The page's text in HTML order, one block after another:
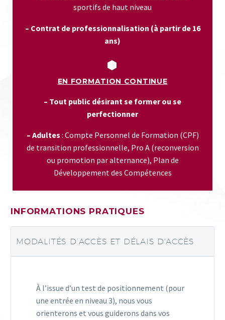
sportifs de haut niveau
– Contrat de professionnalisation (à partir de 16
ans)


EN FORMATION CONTINUE
– Tout public désirant se former ou se
perfectionner
– Adultes : Compte Personnel de Formation (CPF)
de transition professionnelle, Pro A (reconversion
ou promotion par alternance), Plan de
Développement des Compétences
INFORMATIONS PRATIQUES
MODALITÉS D’ACCÈS ET DÉLAIS D'ACCÈS
À l’issue d’un test de positionnement (pour
une entrée en niveau 3), nous vous
orienterons et vous guiderons dans vos